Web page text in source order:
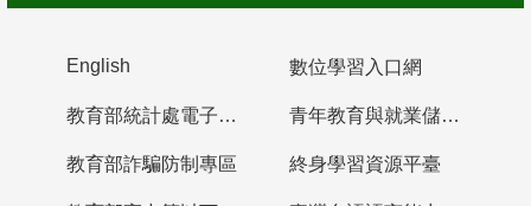
English 數位學習入口網
教育部統計處電子書櫃 青年教育與就業儲蓄帳戶
教育部詐騙防制專區 終身學習資源平臺